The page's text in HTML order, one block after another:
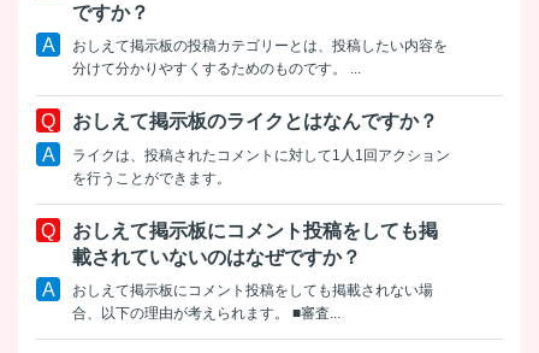
ですか？
おしえて掲示板の投稿カテゴリーとは、投稿したい内容を
分けて分かりやすくするためのものです。 ...
おしえて掲示板のライクとはなんですか？
ライクは、投稿されたコメントに対して1人1回アクション
を行うことができます。
おしえて掲示板にコメント投稿をしても掲
載されていないのはなぜですか？
おしえて掲示板にコメント投稿をしても掲載されない場
合、以下の理由が考えられます。 ■審査...